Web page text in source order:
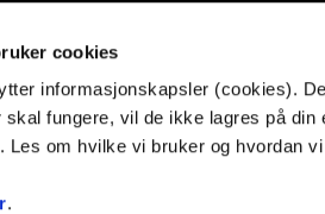
cookies
informasjonskapsler (cookies).
fungere, vil de ikke lagres på din
Les om hvilke vi bruker og hvordan
.
Info om